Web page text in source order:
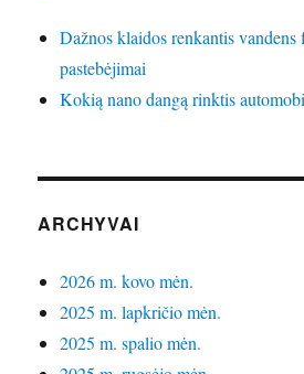
Dažnos klaidos renkantis
pastebėjimai
Kokią nano dangą rinktis
ARCHYVAI
2026 m. kovo mėn.
2025 m. lapkričio mėn.
2025 m. spalio mėn.